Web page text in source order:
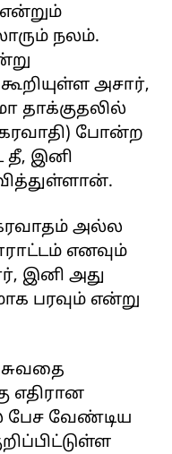
நலம்.
அசார்,
தாக்குதலில்
போன்ற
தீ, இனி
அல்ல
எனவும்
இனி அது
பரவும் என்று
எதிரான
பேச வேண்டிய